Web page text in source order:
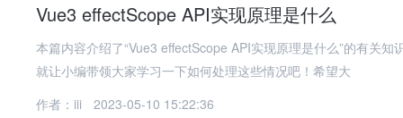
Vue3 effectScope API实现原理是什么
本篇内容介绍了“Vue3 effectScope API实现原理是什么”的有关
就让小编带领大家学习一下如何处理这些情况吧！希望大
作者：iii
2023-05-10 15:22:36